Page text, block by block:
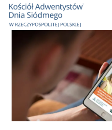
Przejdź
treści